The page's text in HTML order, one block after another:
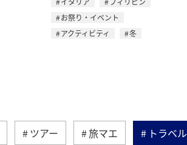
お祭り・イベント
アクティビティ
冬
ツアー 旅マエ トラベル